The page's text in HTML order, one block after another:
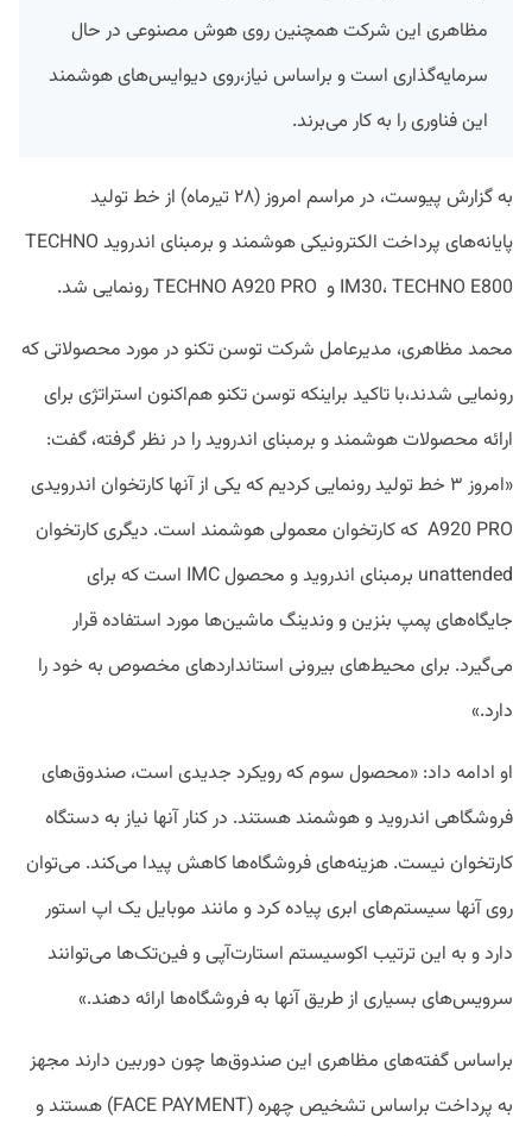
مظاهری این شرکت همچنین روی هوش مصنوعی در حال
سرمایه‌گذاری است و براساس نیاز،روی دیوایس‌های هوشمند
این فناوری را به کار می‌برند.
به گزارش پیوست، در مراسم امروز (۲۸ تیرماه) از خط تولید
پایانه‌های پرداخت الکترونیکی هوشمند و برمبنای اندروید TECHNO
IM30، TECHNO E800 و TECHNO A920 PRO رونمایی شد.
محمد مظاهری، مدیرعامل شرکت توسن تکنو در مورد محصولاتی که
رونمایی شدند،با تاکید براینکه توسن تکنو هم‌اکنون استراتژی برای
ارائه محصولات هوشمند و برمبنای اندروید را در نظر گرفته، گفت:
«امروز ۳ خط تولید رونمایی کردیم که یکی از آنها کارتخوان اندرویدی
A920 PRO که کارتخوان معمولی هوشمند است. دیگری کارتخوان
unattended برمبنای اندروید و محصول IMC است که برای
جایگاه‌های پمپ بنزین و وندینگ ماشین‌ها مورد استفاده قرار
می‌گیرد. برای محیط‌های بیرونی استانداردهای مخصوص به خود را
دارد.»
او ادامه داد: «محصول سوم که رویکرد جدیدی است، صندوق‌های
فروشگاهی اندروید و هوشمند هستند. در کنار آنها نیاز به دستگاه
کارتخوان نیست. هزینه‌های فروشگاه‌ها کاهش پیدا می‌کند. می‌توان
روی آنها سیستم‌های ابری پیاده کرد و مانند موبایل یک اپ استور
دارد و به این ترتیب اکوسیستم استارت‌آپی و فین‌تک‌ها می‌توانند
سرویس‌های بسیاری از طریق آنها به فروشگاه‌ها ارائه دهند.»
براساس گفته‌های مظاهری این صندوق‌ها چون دوربین دارند مجهز
به پرداخت براساس تشخیص چهره (FACE PAYMENT) هستند و